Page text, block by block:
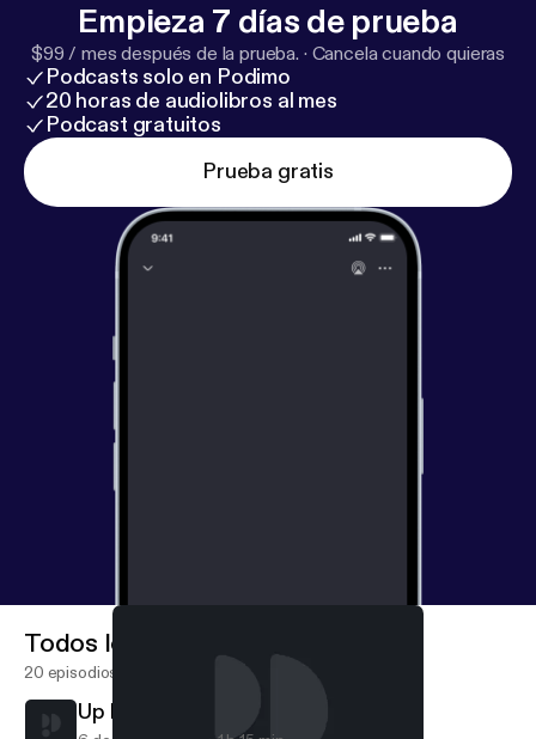
Empieza 7 días de prueba
$99 / mes después de la prueba. · Cancela cuando quieras
Podcasts solo en Podimo
20 horas de audiolibros al mes
Podcast gratuitos
Prueba gratis
Todos los episodios
20 episodios
Up In The Air